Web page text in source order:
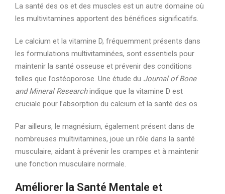
La santé des os et des muscles est un autre domaine où
les multivitamines apportent des bénéfices significatifs.
Le calcium et la vitamine D, fréquemment présents dans
les formulations multivitaminées, sont essentiels pour
maintenir la santé osseuse et prévenir des conditions
telles que l’ostéoporose. Une étude du Journal of Bone
and Mineral Researchindique que la vitamine D est
cruciale pour l’absorption du calcium et la santé des os.
Par ailleurs, le magnésium, également présent dans de
nombreuses multivitamines, joue un rôle dans la santé
musculaire, aidant à prévenir les crampes et à maintenir
une fonction musculaire normale.
Améliorer la Santé Mentale et